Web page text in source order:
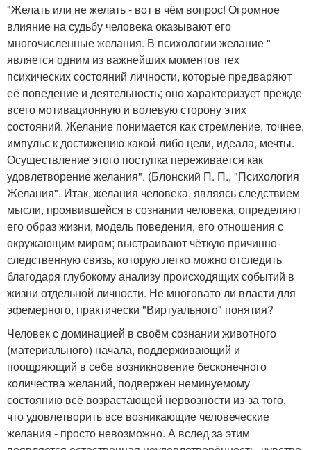
"Желать или не желать - вот в чём вопрос! Огромное
влияние на судьбу человека оказывают его
многочисленные желания. В психологии желание "
является одним из важнейших моментов тех
психических состояний личности, которые предваряют
её поведение и деятельность; оно характеризует прежде
всего мотивационную и волевую сторону этих
состояний. Желание понимается как стремление, точнее,
импульс к достижению какой-либо цели, идеала, мечты.
Осуществление этого поступка переживается как
удовлетворение желания". (Блонский П. П., "Психология
Желания". Итак, желания человека, являясь следствием
мысли, проявившейся в сознании человека, определяют
его образ жизни, модель поведения, его отношения с
окружающим миром; выстраивают чёткую причинно-
следственную связь, которую легко можно отследить
благодаря глубокому анализу происходящих событий в
жизни отдельной личности. Не многовато ли власти для
эфемерного, практически "Виртуального" понятия?
Человек с доминацией в своём сознании животного
(материального) начала, поддерживающий и
поощряющий в себе возникновение бесконечного
количества желаний, подвержен неминуемому
состоянию всё возрастающей нервозности из-за того,
что удовлетворить все возникающие человеческие
желания - просто невозможно. А вслед за этим